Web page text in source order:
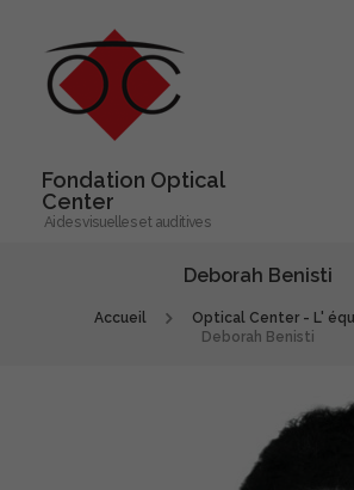
Fondation Optical
Center
Aides visuelles et auditives
Deborah Benisti
Accueil
Optical Center - L'
Deborah Benisti